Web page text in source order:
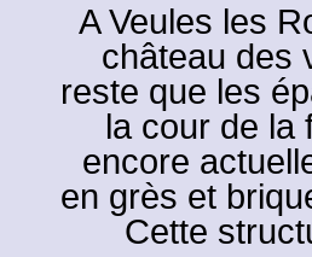
A Veules les
château des
reste que les
la cour de la
encore
en grès et
Cette